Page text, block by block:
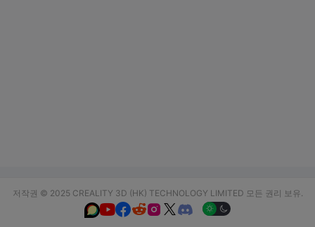
저작권 © 2025 CREALITY 3D (HK) TECHNOLOGY LIMITED 모든 권리 보유.
  